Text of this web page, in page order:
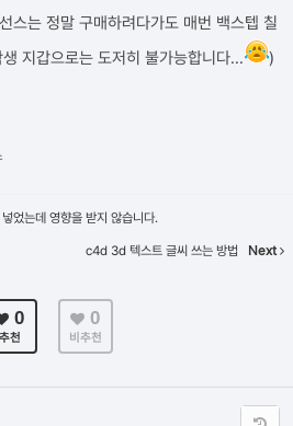
스는 정말 구매하려다가도 매번 백스텝 칠
지갑으로는 도저히 불가능합니다...
)
는데 영향을 받지 않습니다.
c4d 3d 텍스트 글씨 쓰는 방법 Next
0
추천
0
비추천